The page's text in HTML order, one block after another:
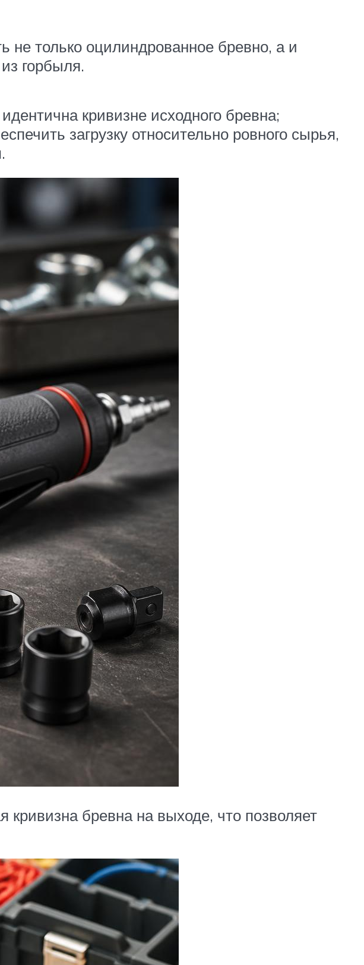
не только оцилиндрованное бревно, а и
горбыля.
кривизне исходного бревна;
загрузку относительно ровного сырья,
бревна на выходе, что позволяет